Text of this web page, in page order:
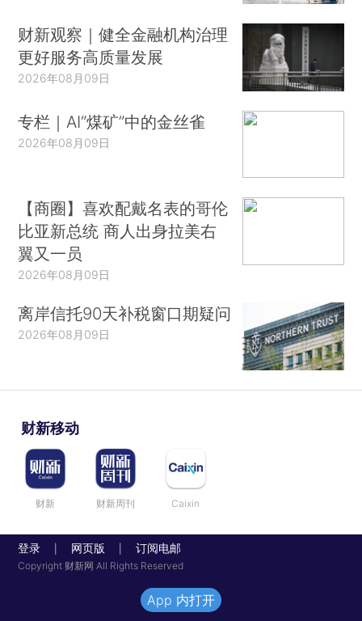
财新观察｜健全金融机构治理
更好服务高质量发展
2026年08月09日
专栏｜AI“煤矿”中的金丝雀
2026年08月09日
【商圈】喜欢配戴名表的哥伦
比亚新总统 商人出身拉美右
翼又一员
2026年08月09日
离岸信托90天补税窗口期疑问
2026年08月09日
财新移动
财新 财新周刊 Caixin
登录 网页版 订阅电邮
Copyright 财新网 All Rights Reserved
App 内打开